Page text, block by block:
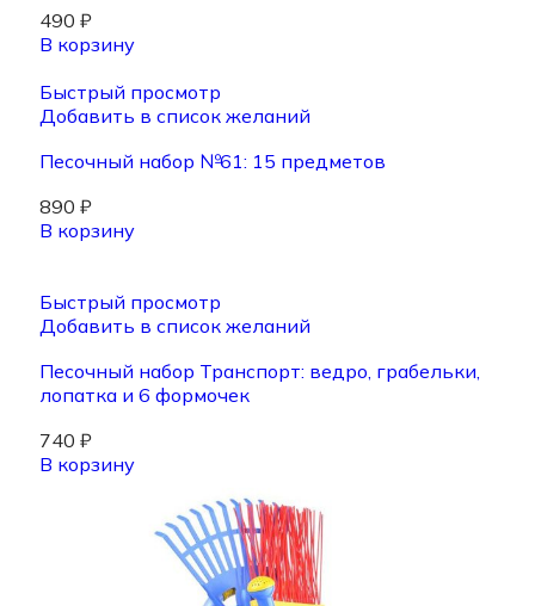
490 ₽
В корзину
Быстрый просмотр
Добавить в список желаний
Песочный набор №61: 15 предметов
890 ₽
В корзину
Быстрый просмотр
Добавить в список желаний
Песочный набор Транспорт: ведро, грабельки,
лопатка и 6 формочек
740 ₽
В корзину